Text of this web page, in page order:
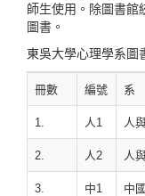
師生使用。除圖書館
圖書。
東吳大學心理學系圖
冊數 編號 系
1. 人1 人
2. 人2 人
3. 中1 中